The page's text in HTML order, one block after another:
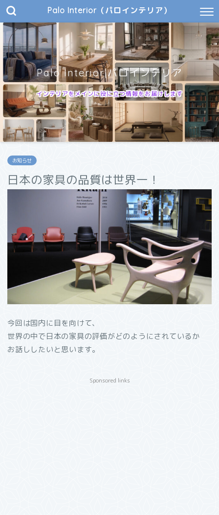
Palo Interior（パロインテリア）
Palo Interior|パロインテリア
インテリアをメインに役に立つ情報をお届けします
お知らせ
日本の家具の品質は世界一！
今回は国内に目を向けて、
世界の中で日本の家具の評価がどのようにされているか
お話ししたいと思います。
Sponsored links